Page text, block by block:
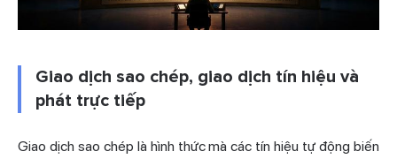
Giao dịch sao chép, giao dịch tín hiệu và
phát trực tiếp
Giao dịch sao chép là hình thức mà các tín hiệu tự động biến